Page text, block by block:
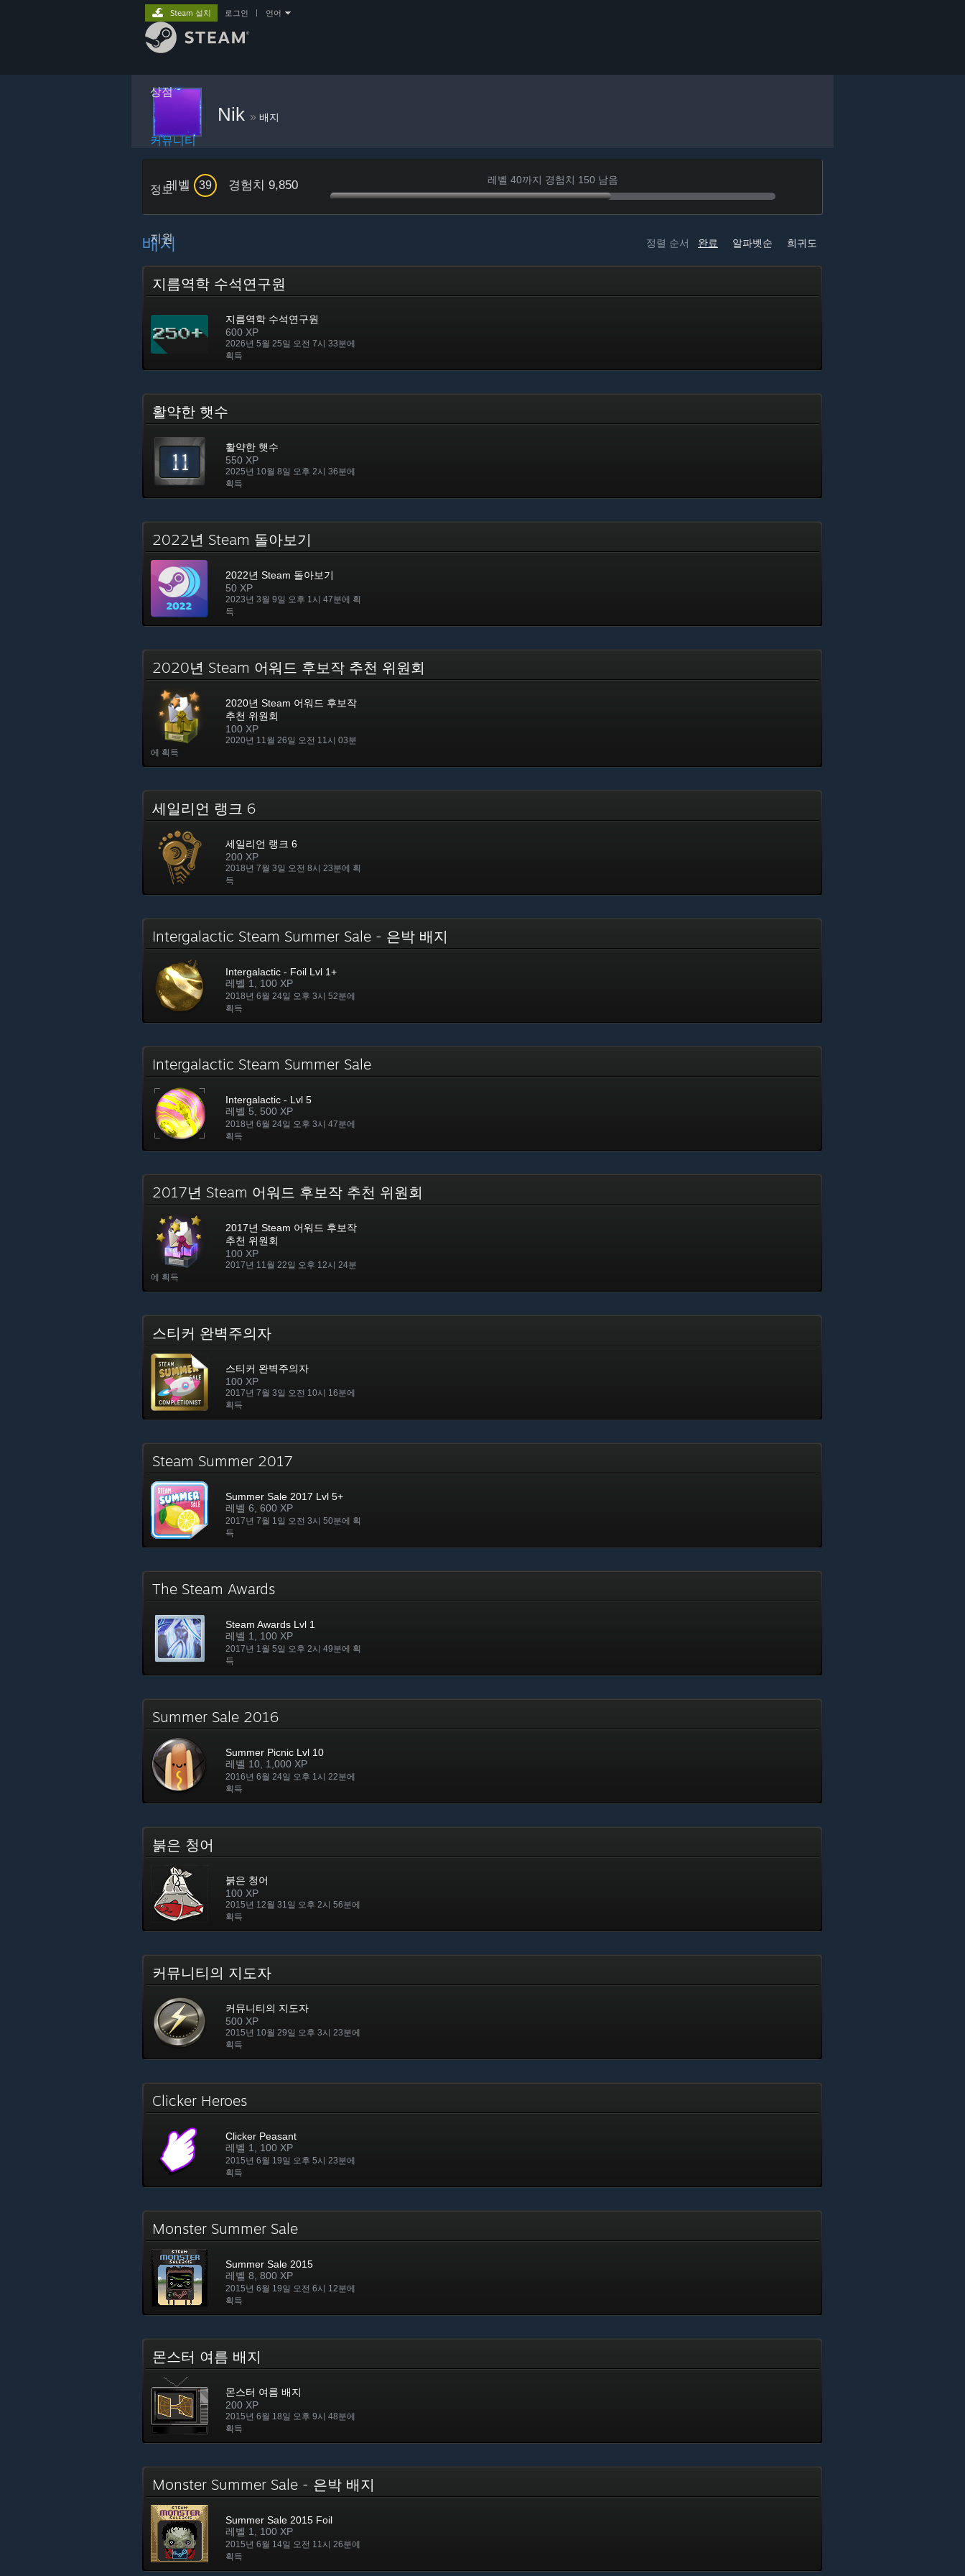
상점
커뮤니티
정보
지원
Steam 설치 로그인 언어
Nik » 배지
레벨 39 경험치 9,850 레벨 40까지 경험치 150 남음
정렬 순서 완료 알파벳순 희귀도
배지
지름역학 수석연구원
지름역학 수석연구원
600 XP
2026년 5월 25일 오전 7시 33분에
획득
활약한 햇수
활약한 햇수
550 XP
2025년 10월 8일 오후 2시 36분에
획득
2022년 Steam 돌아보기
2022년 Steam 돌아보기
50 XP
2023년 3월 9일 오후 1시 47분에 획
득
2020년 Steam 어워드 후보작 추천 위원회
2020년 Steam 어워드 후보작
추천 위원회
100 XP
2020년 11월 26일 오전 11시 03분
에 획득
세일리언 랭크 6
세일리언 랭크 6
200 XP
2018년 7월 3일 오전 8시 23분에 획
득
Intergalactic Steam Summer Sale - 은박 배지
Intergalactic - Foil Lvl 1+
레벨 1, 100 XP
2018년 6월 24일 오후 3시 52분에
획득
Intergalactic Steam Summer Sale
Intergalactic - Lvl 5
레벨 5, 500 XP
2018년 6월 24일 오후 3시 47분에
획득
2017년 Steam 어워드 후보작 추천 위원회
2017년 Steam 어워드 후보작
추천 위원회
100 XP
2017년 11월 22일 오후 12시 24분
에 획득
스티커 완벽주의자
스티커 완벽주의자
100 XP
2017년 7월 3일 오전 10시 16분에
획득
Steam Summer 2017
Summer Sale 2017 Lvl 5+
레벨 6, 600 XP
2017년 7월 1일 오전 3시 50분에 획
득
The Steam Awards
Steam Awards Lvl 1
레벨 1, 100 XP
2017년 1월 5일 오후 2시 49분에 획
득
Summer Sale 2016
Summer Picnic Lvl 10
레벨 10, 1,000 XP
2016년 6월 24일 오후 1시 22분에
획득
붉은 청어
붉은 청어
100 XP
2015년 12월 31일 오후 2시 56분에
획득
커뮤니티의 지도자
커뮤니티의 지도자
500 XP
2015년 10월 29일 오후 3시 23분에
획득
Clicker Heroes
Clicker Peasant
레벨 1, 100 XP
2015년 6월 19일 오후 5시 23분에
획득
Monster Summer Sale
Summer Sale 2015
레벨 8, 800 XP
2015년 6월 19일 오전 6시 12분에
획득
몬스터 여름 배지
몬스터 여름 배지
200 XP
2015년 6월 18일 오후 9시 48분에
획득
Monster Summer Sale - 은박 배지
Summer Sale 2015 Foil
레벨 1, 100 XP
2015년 6월 14일 오전 11시 26분에
획득